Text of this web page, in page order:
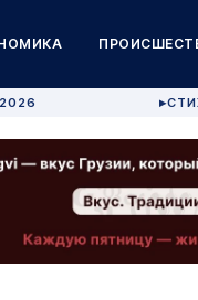
▶